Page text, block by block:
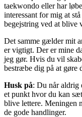
taekwondo eller har
interessant for mig at
begejstring ved at blive
Det samme gælder mit
er vigtigt. Der er mine
jeg gør. Hvis du vil
bestræbe dig på at gøre
Husk på: Du når aldrig
et punkt hvor du kan
blive lettere. Meningen
de gode handlinger.